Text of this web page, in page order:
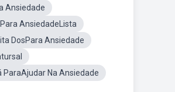
Ansiedade
AnsiedadeLista
DosPara Ansiedade
ParaAjudar Na Ansiedade